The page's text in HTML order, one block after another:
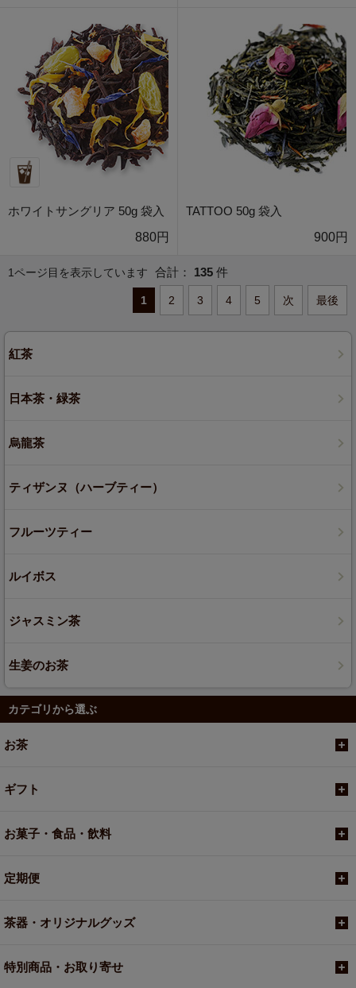
ホワイトサングリア 50g 袋入
880円
TATTOO 50g 袋入
900円
1ページ目を表示しています 合計： 135 件
1 2 3 4 5 次 最後
紅茶
日本茶・緑茶
烏龍茶
ティザンヌ（ハーブティー）
フルーツティー
ルイボス
ジャスミン茶
生姜のお茶
カテゴリから選ぶ
お茶
ギフト
お菓子・食品・飲料
定期便
茶器・オリジナルグッズ
特別商品・お取り寄せ